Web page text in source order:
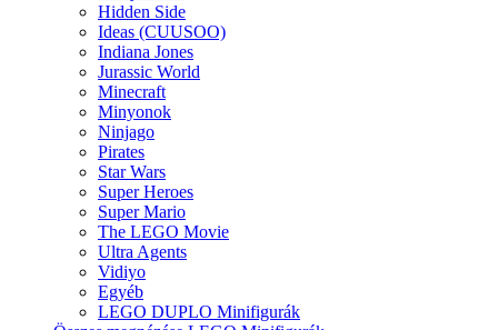
Hidden Side
Ideas (CUUSOO)
Indiana Jones
Jurassic World
Minecraft
Minyonok
Ninjago
Pirates
Star Wars
Super Heroes
Super Mario
The LEGO Movie
Ultra Agents
Vidiyo
Egyéb
LEGO DUPLO Minifigurák